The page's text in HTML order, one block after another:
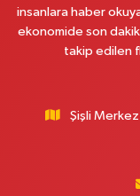
insanlara haber
ekonomide son
takip edilen
Şişli